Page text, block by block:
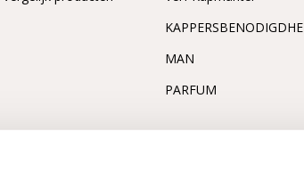
MAN
PARFUM